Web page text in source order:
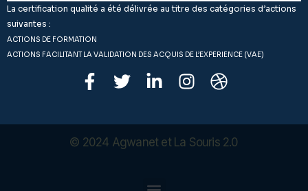
La certification qualité a été délivrée au titre des catégories d’actions
suivantes :
ACTIONS DE FORMATION
ACTIONS FACILITANT LA VALIDATION DES ACQUIS DE L’EXPERIENCE (VAE)
© 2024 Agwanetet La Souris 2.0